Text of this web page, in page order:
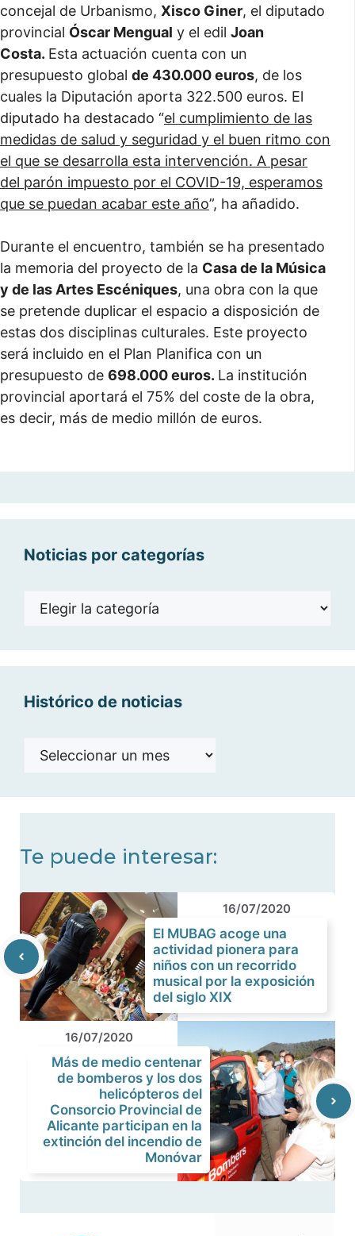
concejal de Urbanismo, Xisco Giner, el diputado
provincial Óscar Mengual y el edil Joan
Costa. Esta actuación cuenta con un
presupuesto global de 430.000 euros, de los
cuales la Diputación aporta 322.500 euros. El
diputado ha destacado “el cumplimiento de las
medidas de salud y seguridad y el buen ritmo con
el que se desarrolla esta intervención. A pesar
del parón impuesto por el COVID-19, esperamos
que se puedan acabar este año”, ha añadido.
Durante el encuentro, también se ha presentado
la memoria del proyecto de la Casa de la Música
y de las Artes Escéniques, una obra con la que
se pretende duplicar el espacio a disposición de
estas dos disciplinas culturales. Este proyecto
será incluido en el Plan Planifica con un
presupuesto de 698.000 euros. La institución
provincial aportará el 75% del coste de la obra,
es decir, más de medio millón de euros.
Noticias por categorías
Noticias
Histórico de noticias
Histórico
Te puede interesar:
16/07/2020
El MUBAG acoge una
actividad pionera para
niños con un recorrido
musical por la exposición
del siglo XIX
16/07/2020
Más de medio centenar
de bomberos y los dos
helicópteros del
Consorcio Provincial de
Alicante participan en la
extinción del incendio de
Monóvar